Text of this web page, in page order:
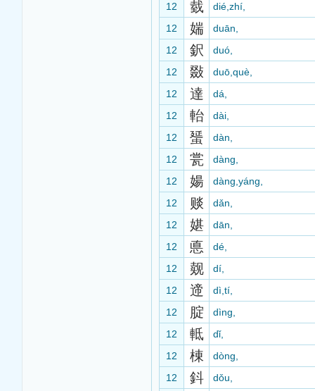
12 臷
dié,zhí,
12
媏
duān,
12
鈬
duó,
12
敠
duō,què,
12
達
dá,
12
軩
dài,
12
蜑
dàn,
12
瓽
dàng,
12
婸
dàng,yáng,
12
赕
dǎn,
12
媅
dān,
12
悳
dé,
12
觌
dí,
12
遆
dì,tí,
12
腚
dìng,
12
軧
dǐ,
12
棟
dòng,
12
鈄
dǒu,